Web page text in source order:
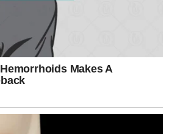
DO ISTINE
osetljivi na energiju drugih
raspoloženja partnera ili
to izgovore.
ali zahteva fokus. Ne dozvolite da
obaveza.